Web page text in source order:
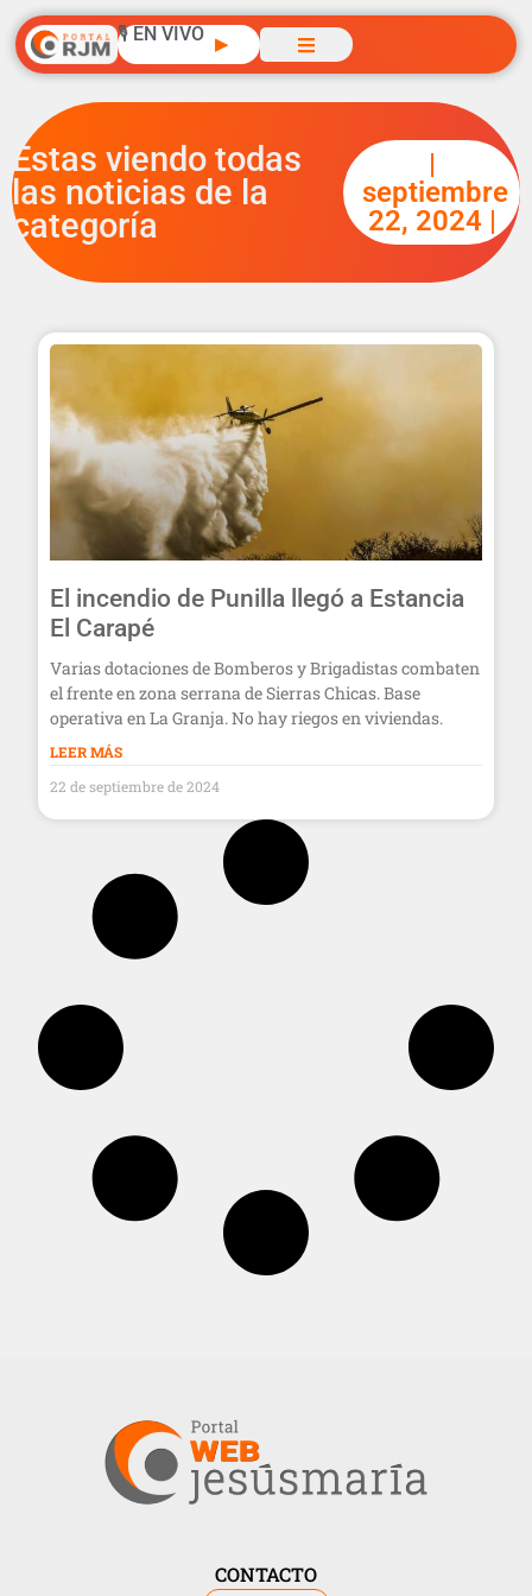
🎙️ EN VIVO ▶
Estas viendo todas
las noticias de la
categoría
|
septiembre
22, 2024 |
El incendio de Punilla llegó a Estancia
El Carapé
Varias dotaciones de Bomberos y Brigadistas combaten
el frente en zona serrana de Sierras Chicas. Base
operativa en La Granja. No hay riegos en viviendas.
LEER MÁS
22 de septiembre de 2024
CONTACTO